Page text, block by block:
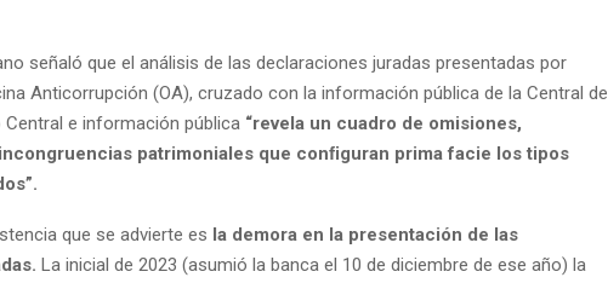
señaló que el análisis de las declaraciones juradas presentadas por
Anticorrupción (OA), cruzado con la información pública de la Central de
Central e información pública “revela un cuadro de omisiones,
patrimoniales que conﬁguran prima facie los tipos
que se advierte es la demora en la presentación de las
La inicial de 2023 (asumió la banca el 10 de diciembre de ese año) la